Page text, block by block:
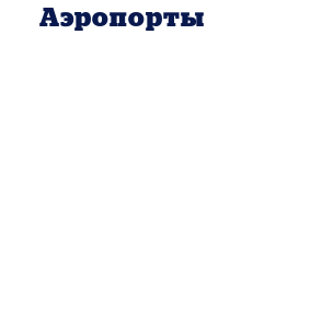
Аэропорты